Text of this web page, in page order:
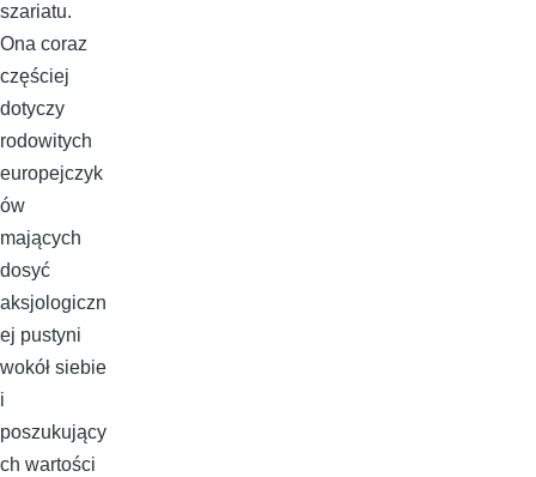
szariatu.
Ona coraz
częściej
dotyczy
rodowitych
europejczyk
ów
mających
dosyć
aksjologiczn
ej pustyni
wokół siebie
i
poszukujący
ch wartości